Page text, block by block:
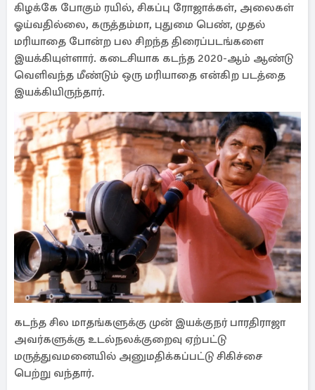
கிழக்கே போகும் ரயில், சிகப்பு ரோஜாக்கள், அலைகள்
ஓய்வதில்லை, கருத்தம்மா, புதுமை பெண், முதல்
மரியாதை போன்ற பல சிறந்த திரைப்படங்களை
இயக்கியுள்ளார். கடைசியாக கடந்த 2020-ஆம் ஆண்டு
வெளிவந்த மீண்டும் ஒரு மரியாதை என்கிற படத்தை
இயக்கியிருந்தார்.
கடந்த சில மாதங்களுக்கு முன் இயக்குநர் பாரதிராஜா
அவர்களுக்கு உடல்நலக்குறைவு ஏற்பட்டு
மருத்துவமனையில் அனுமதிக்கப்பட்டு சிகிச்சை
பெற்று வந்தார்.